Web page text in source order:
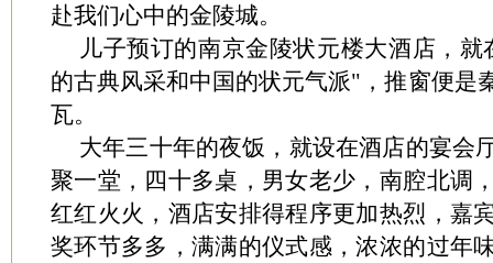
赴我们心中的金陵城。
儿子预订的南京金陵状元楼大酒店，
的古典风采和中国的状元气派"，推窗便是
瓦。
大年三十年的夜饭，就设在酒店的宴会
聚一堂，四十多桌，男女老少，南腔北调
红红火火，酒店安排得程序更加热烈，嘉
奖环节多多，满满的仪式感，浓浓的过年